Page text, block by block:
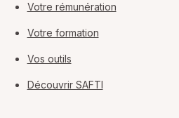
Votre rémunération
Votre formation
Vos outils
Découvrir SAFTI